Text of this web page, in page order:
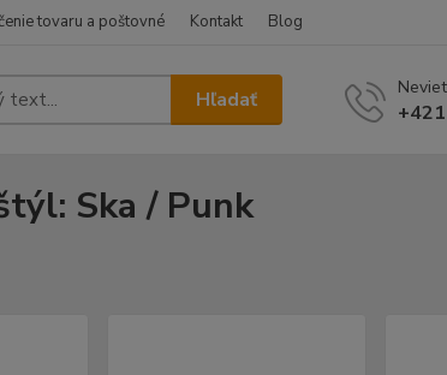
tovaru a poštovné Kontakt Blog
Hľadať
Ska / Punk